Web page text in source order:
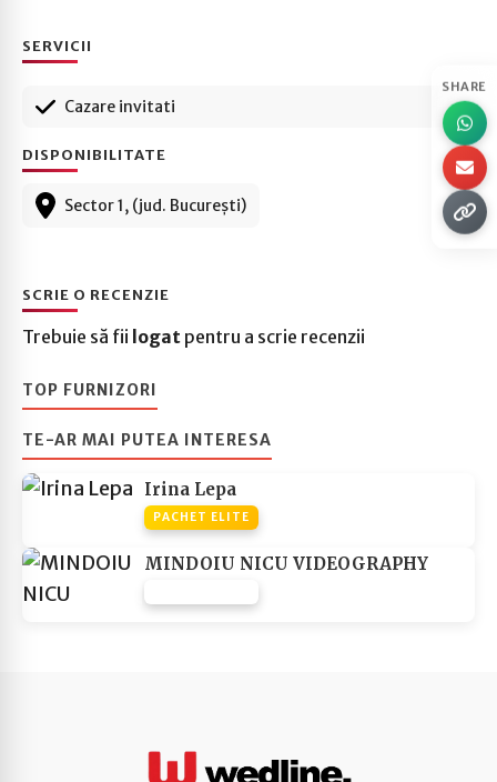
SHARE
SERVICII
Cazare invitati
DISPONIBILITATE
Sector 1, (jud. București)
SCRIE O RECENZIE
Trebuie să fii logat pentru a scrie recenzii
TOP FURNIZORI
TE-AR MAI PUTEA INTERESA
Irina Lepa
PACHET ELITE
MINDOIU NICU VIDEOGRAPHY